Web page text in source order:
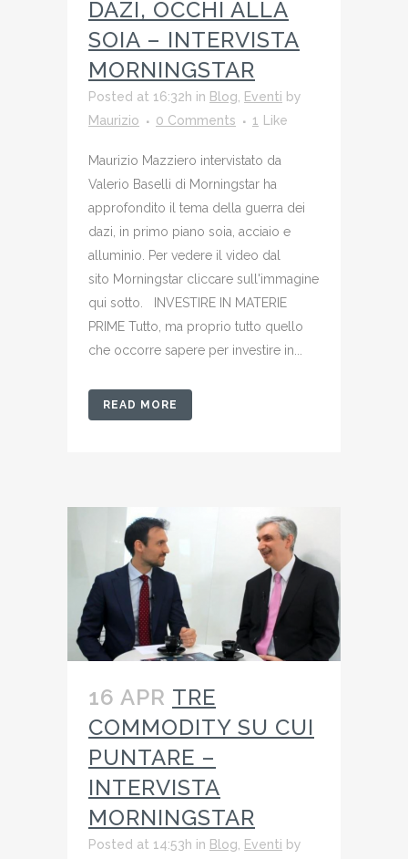
DAZI, OCCHI ALLA
SOIA – INTERVISTA
MORNINGSTAR
Posted at 16:32h in Blog Eventi by
Maurizio
0 Comments 1 Like
Maurizio Mazziero intervistato da
Valerio Baselli di Morningstar ha
approfondito il tema della guerra dei
dazi, in primo piano soia, acciaio e
alluminio. Per vedere il video dal
sito Morningstar cliccare sull'immagine
qui sotto. INVESTIRE IN MATERIE
PRIME Tutto, ma proprio tutto quello
che occorre sapere per investire in...
READ MORE
16 APR TRE
COMMODITY SU CUI
PUNTARE –
INTERVISTA
MORNINGSTAR
Posted at 14:53h in Blog Eventi by